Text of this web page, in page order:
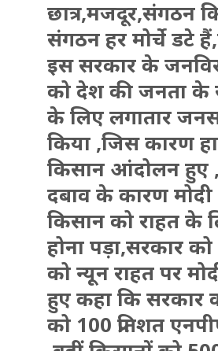
छात्र,मजदूर,संगठन
संगठन हर मोर्चे डटे
इस सरकार के
को देश की जनता के
के लिए लगातार
किया ,जिस कारण
किसान आंदोलन हुए
दबाव के कारण
किसान को राहत के
होना पड़ा,सरकार
को न्यून राहत पर
हुए कहा कि सरकार
को 100 प्रतिशत